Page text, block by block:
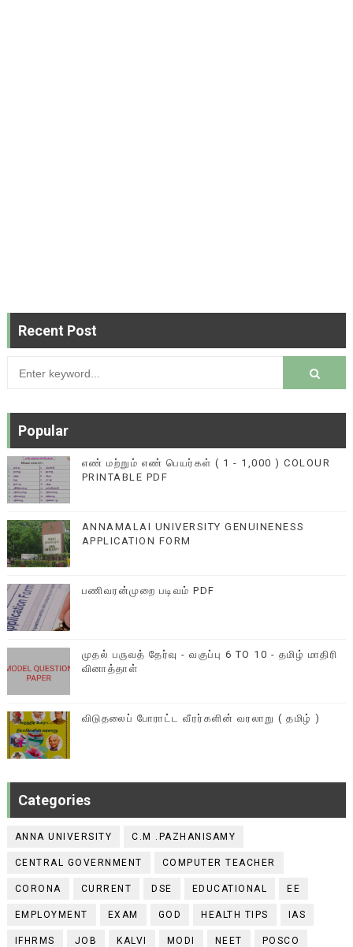
Recent Post
Popular
எண் மற்றும் எண் பெயர்கள் ( 1 - 1,000 ) COLOUR
PRINTABLE PDF
ANNAMALAI UNIVERSITY GENUINENESS
APPLICATION FORM
பணிவரன்முறை படிவம் PDF
முதல் பருவத் தேர்வு - வகுப்பு 6 TO 10 - தமிழ் மாதிரி
வினாத்தாள்
விடுதலைப் போராட்ட வீரர்களின் வரலாறு ( தமிழ் )
Categories
ANNA UNIVERSITY C.M .PAZHANISAMY
CENTRAL GOVERNMENT COMPUTER TEACHER
CORONA CURRENT DSE EDUCATIONAL EE
EMPLOYMENT EXAM GOD HEALTH TIPS IAS
IFHRMS JOB KALVI MODI NEET POSCO